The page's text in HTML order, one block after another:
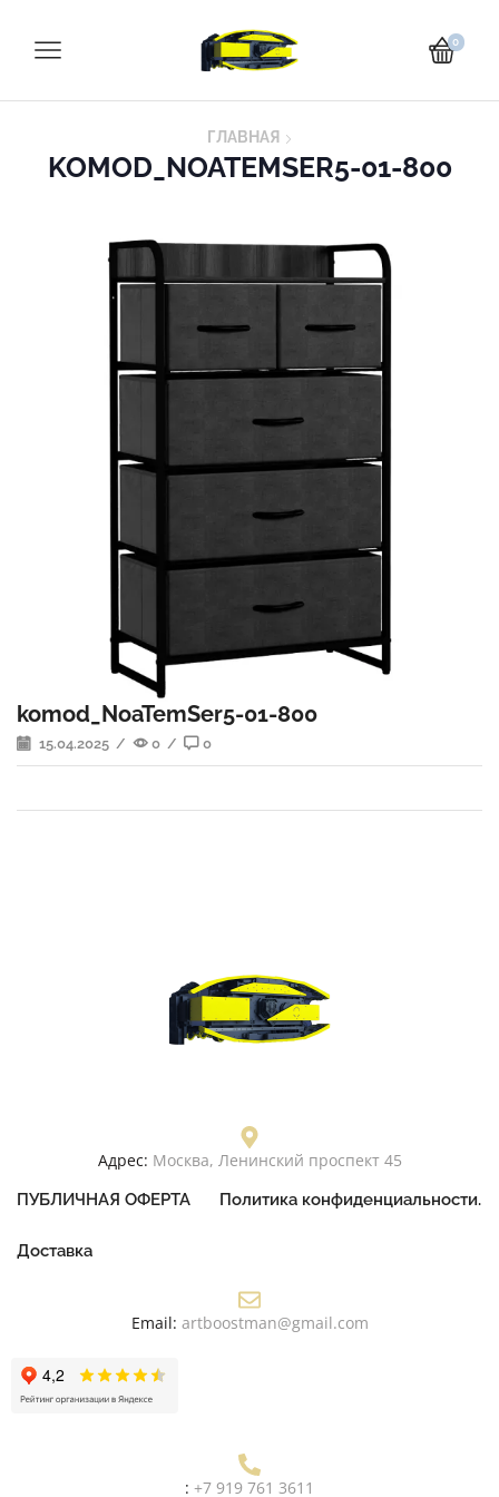
0
ГЛАВНАЯ
KOMOD_NOATEMSER5-01-800
komod_NoaTemSer5-01-800
15.04.2025 / 0 / 0
Адрес: Москва, Ленинский проспект 45
ПУБЛИЧНАЯ ОФЕРТА Политика конфиденциальности.
Доставка
Email: artboostman@gmail.com
: +7 919 761 3611